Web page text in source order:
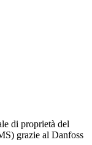
di proprietà del
grazie al Danfoss